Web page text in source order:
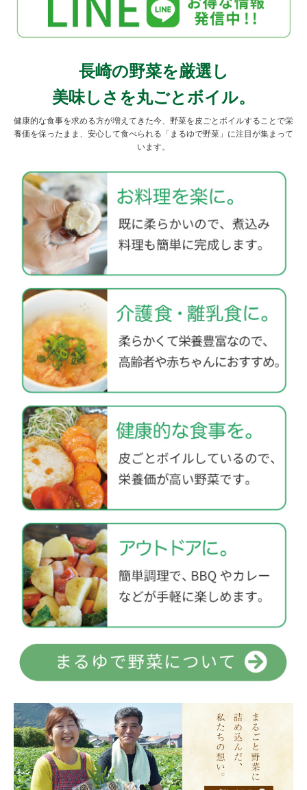
長崎の野菜を厳選し
美味しさを丸ごとボイル。
健康的な食事を求める方が増えてきた今、 野菜を皮ごとボイルすることで栄
養価を保ったまま、 安心して食べられる「まるゆで野菜」に注目が集まって
います。